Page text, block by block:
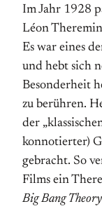
Im Jahr 1928
Léon
Es war eines
und hebt sich
Besonderheit
zu berühren.
der
konnotierter)
gebracht. So
Films ein
Big Bang Theory